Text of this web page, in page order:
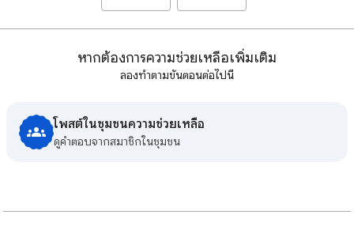
หากต้องการความช่วยเหลือเพิ่มเติม
ลองทำตามขั้นตอนต่อไปนี้
โพสต์ในชุมชนความช่วยเหลือ
ดูคําตอบจากสมาชิกในชุมชน